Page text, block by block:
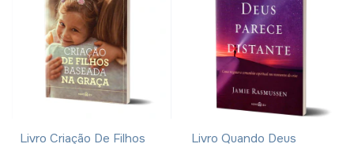
Livro Criação De Filhos
Livro Quando Deus